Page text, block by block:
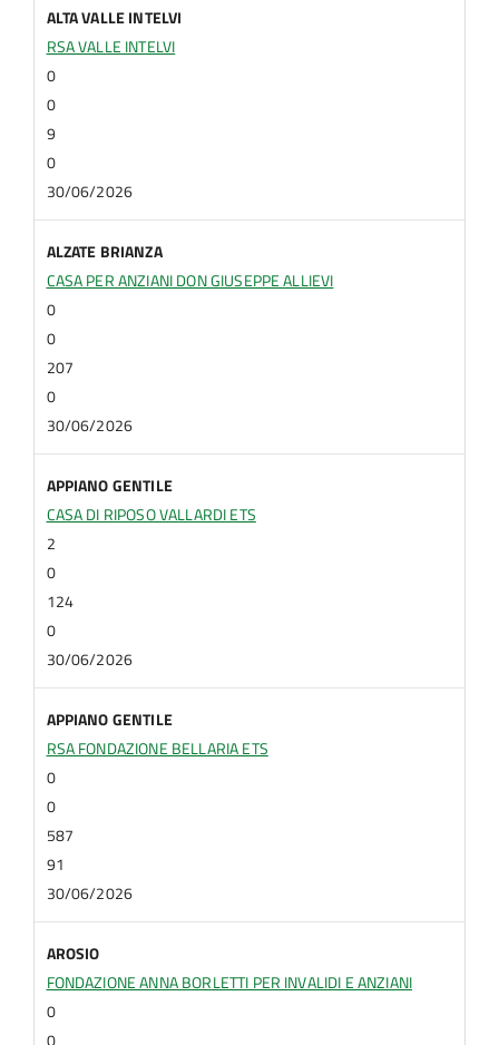
ALTA VALLE INTELVI
RSA VALLE INTELVI
0
0
9
0
30/06/2026
ALZATE BRIANZA
CASA PER ANZIANI DON GIUSEPPE ALLIEVI
0
0
207
0
30/06/2026
APPIANO GENTILE
CASA DI RIPOSO VALLARDI ETS
2
0
124
0
30/06/2026
APPIANO GENTILE
RSA FONDAZIONE BELLARIA ETS
0
0
587
91
30/06/2026
AROSIO
FONDAZIONE ANNA BORLETTI PER INVALIDI E ANZIANI
0
0